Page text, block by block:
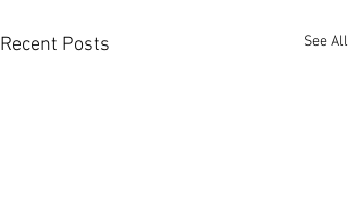
Recent Posts See All